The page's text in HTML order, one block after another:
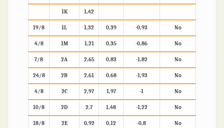
1K 1,42
19/8 1L 1,32 0,39 -0,93 No
4/8 1M 1,21 0,35 -0,86 No
7/8 2A 2,65 0,83 -1,82 No
24/8 2B 2,61 0,68 -1,93 No
4/8 2C 2,97 1,97 -1 No
10/8 2D 2,7 1,48 -1,22 No
18/8 2E 0,92 0,12 -0,8 No